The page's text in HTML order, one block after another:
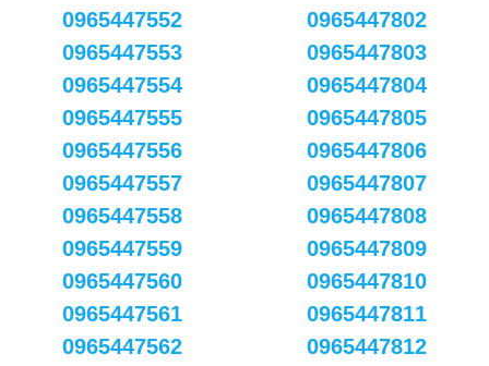
0965447552
0965447553
0965447554
0965447555
0965447556
0965447557
0965447558
0965447559
0965447560
0965447561
0965447562
0965447802
0965447803
0965447804
0965447805
0965447806
0965447807
0965447808
0965447809
0965447810
0965447811
0965447812